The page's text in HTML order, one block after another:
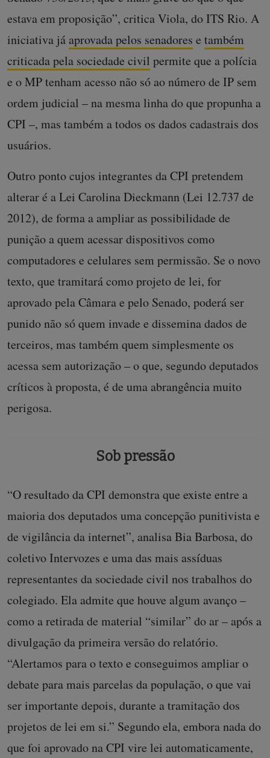
estava em proposição”, critica Viola, do ITS Rio. A
iniciativa já aprovada pelos senadores e também
criticada pela sociedade civil permite que a polícia
e o MP tenham acesso não só ao número de IP sem
ordem judicial – na mesma linha do que propunha a
CPI –, mas também a todos os dados cadastrais dos
usuários.
Outro ponto cujos integrantes da CPI pretendem
alterar é a Lei Carolina Dieckmann (Lei 12.737 de
2012), de forma a ampliar as possibilidade de
punição a quem acessar dispositivos como
computadores e celulares sem permissão. Se o novo
texto, que tramitará como projeto de lei, for
aprovado pela Câmara e pelo Senado, poderá ser
punido não só quem invade e dissemina dados de
terceiros, mas também quem simplesmente os
acessa sem autorização – o que, segundo deputados
críticos à proposta, é de uma abrangência muito
perigosa.
Sob pressão
“O resultado da CPI demonstra que existe entre a
maioria dos deputados uma concepção punitivista e
de vigilância da internet”, analisa Bia Barbosa, do
coletivo Intervozes e uma das mais assíduas
representantes da sociedade civil nos trabalhos do
colegiado. Ela admite que houve algum avanço –
como a retirada de material “similar” do ar – após a
divulgação da primeira versão do relatório.
“Alertamos para o texto e conseguimos ampliar o
debate para mais parcelas da população, o que vai
ser importante depois, durante a tramitação dos
projetos de lei em si.” Segundo ela, embora nada do
que foi aprovado na CPI vire lei automaticamente,